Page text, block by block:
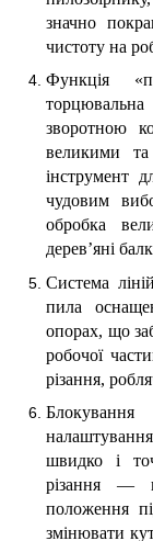
значно
чистоту на
Функція
зворотною
великими
інструмент
чудовим
обробка
дерев’яні
Система
пила
опорах, що
робочої
різання,
швидко і
різання —
положення
змінювати